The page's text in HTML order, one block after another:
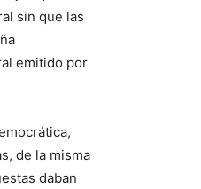
sin que las
emitido por
de la misma
daban